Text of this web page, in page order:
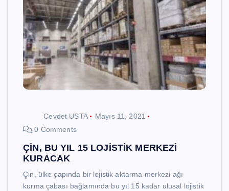
Cevdet USTA
Mayıs 11, 2021
0 Comments
ÇİN, BU YIL 15 LOJİSTİK MERKEZİ
KURACAK
Çin, ülke çapında bir lojistik aktarma merkezi ağı
kurma çabası bağlamında bu yıl 15 kadar ulusal lojistik